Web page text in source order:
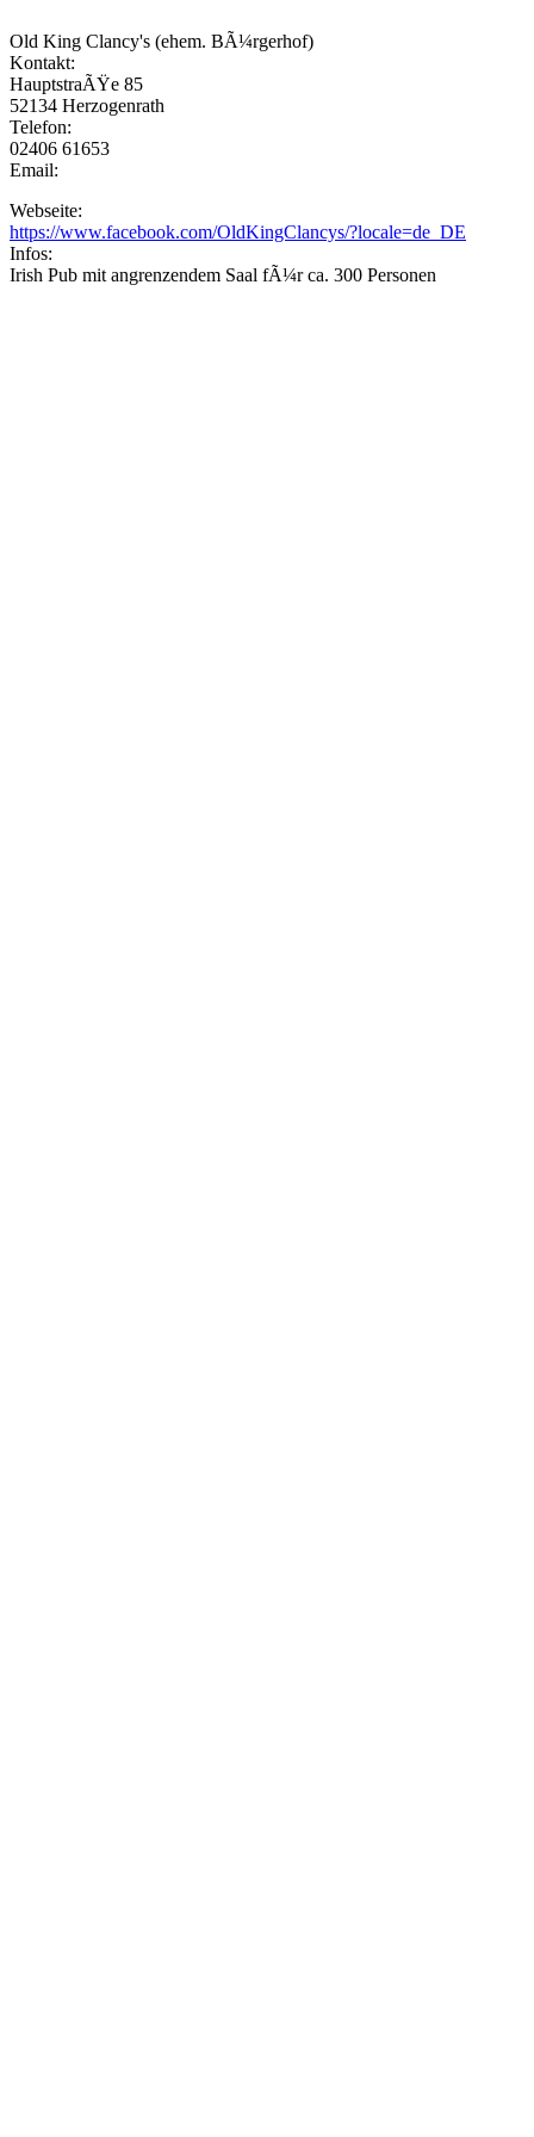
Old King Clancy's (ehem. BÃ¼rgerhof)
Kontakt:
HauptstraÃŸe 85
52134 Herzogenrath
Telefon:
02406 61653
Email:
Webseite:
https://www.facebook.com/OldKingClancys/?locale=de_DE
Infos:
Irish Pub mit angrenzendem Saal fÃ¼r ca. 300 Personen